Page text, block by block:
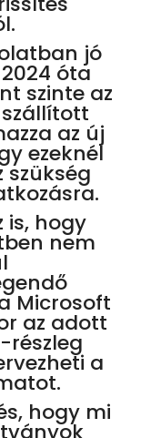
jó
óta
szinte az
az új
ezeknél
szükség
is, hogy
nem
Microsoft
az adott
részleg
a
hogy mi